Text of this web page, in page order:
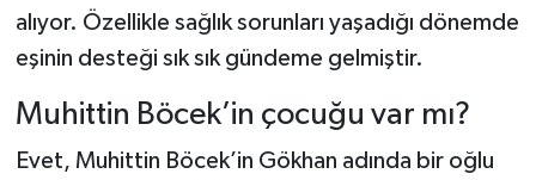
alıyor. Özellikle sağlık sorunları yaşadığı dönemde
eşinin desteği sık sık gündeme gelmiştir.
Muhittin Böcek’in çocuğu var mı?
Evet, Muhittin Böcek’in Gökhan adında bir oğlu